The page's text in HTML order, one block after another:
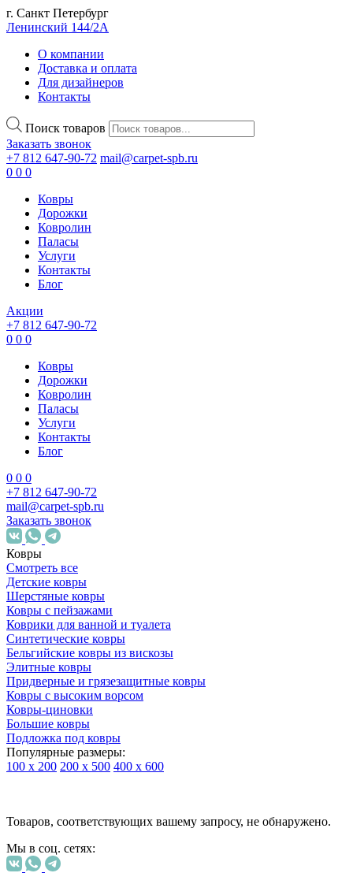
г. Санкт Петербург
Ленинский 144/2А
О компании
Доставка и оплата
Для дизайнеров
Контакты
Поиск товаров
Заказать звонок
+7 812 647-90-72 mail@carpet-spb.ru
0 0 0
Ковры
Дорожки
Ковролин
Паласы
Услуги
Контакты
Блог
Акции
+7 812 647-90-72
0 0 0
Ковры
Дорожки
Ковролин
Паласы
Услуги
Контакты
Блог
0 0 0
+7 812 647-90-72
mail@carpet-spb.ru
Заказать звонок
Ковры
Смотреть все
Детские ковры
Шерстяные ковры
Ковры с пейзажами
Коврики для ванной и туалета
Синтетические ковры
Бельгийские ковры из вискозы
Элитные ковры
Придверные и грязезащитные ковры
Ковры с высоким ворсом
Ковры-циновки
Большие ковры
Подложка под ковры
Популярные размеры:
100 х 200 200 х 500 400 х 600
типу
Товаров, соответствующих вашему запросу, не обнаружено.
Мы в соц. сетях: